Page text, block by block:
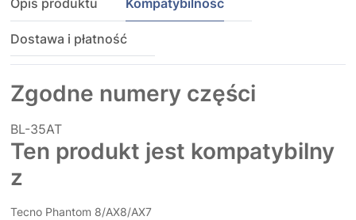
Opis produktu Kompatybilność
Dostawa i płatność
Zgodne numery części
BL-35AT
Ten produkt jest kompatybilny
z
Tecno Phantom 8/AX8/AX7